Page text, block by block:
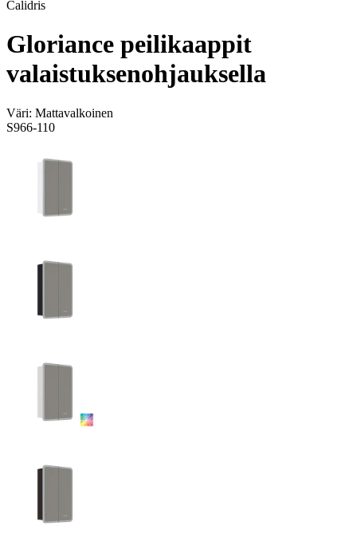
Calidris
Gloriance peilikaappit
valaistuksenohjauksella
Väri: Mattavalkoinen
S966-110